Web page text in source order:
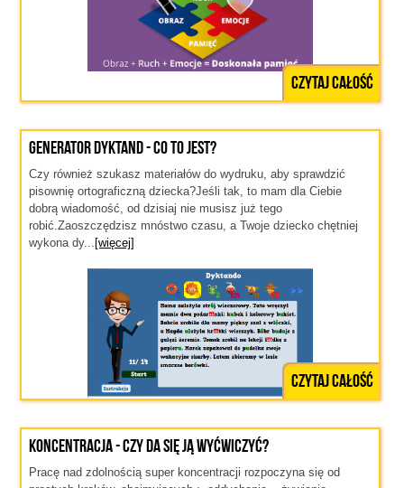
Czytaj całość
Generator dyktand - co to jest?
Czy również szukasz materiałów do wydruku, aby sprawdzić
pisownię ortograficzną dziecka?Jeśli tak, to mam dla Ciebie
dobrą wiadomość, od dzisiaj nie musisz już tego
robić.Zaoszczędzisz mnóstwo czasu, a Twoje dziecko chętniej
wykona dy... [więcej]
Czytaj całość
Koncentracja - czy da się ją wyćwiczyć?
Pracę nad zdolnością super koncentracji rozpoczyna się od